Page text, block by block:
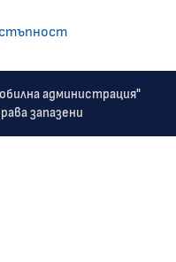
администрация"
запазени